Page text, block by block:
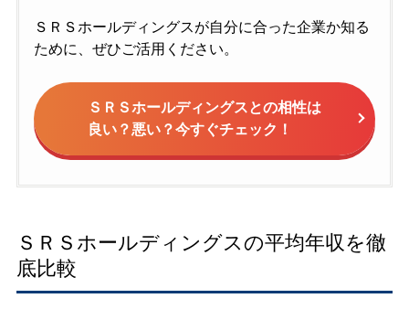
ＳＲＳホールディングスが自分に合った企業か知る
ために、ぜひご活用ください。
ＳＲＳホールディングスとの相性は
良い？悪い？今すぐチェック！
ＳＲＳホールディングスの平均年収を徹
底比較